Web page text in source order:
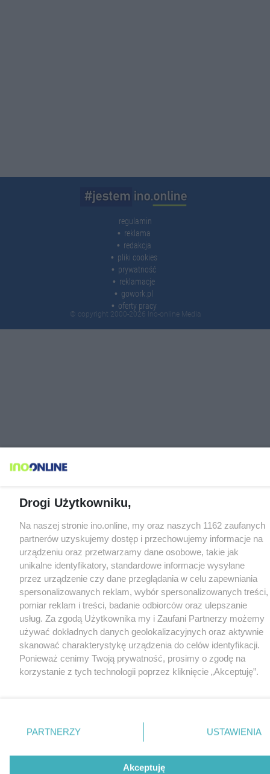
regulamin
reklama
redakcja
pliki cookies
prywatność
reklamacje
gowork.pl
oferty pracy
© copyright 2000-2026 Ino-online Media
Drogi Użytkowniku,
Na naszej stronie ino.online, my oraz naszych 1162 zaufanych
partnerów uzyskujemy dostęp i przechowujemy informacje na
urządzeniu oraz przetwarzamy dane osobowe, takie jak
unikalne identyfikatory, standardowe informacje wysyłane
przez urządzenie czy dane przeglądania w celu zapewniania
spersonalizowanych reklam, wybór spersonalizowanych treści,
pomiar reklam i treści, badanie odbiorców oraz ulepszanie
usług. Za zgodą Użytkownika my i Zaufani Partnerzy możemy
używać dokładnych danych geolokalizacyjnych oraz aktywnie
skanować charakterystykę urządzenia do celów identyfikacji.
Ponieważ cenimy Twoją prywatność, prosimy o zgodę na
korzystanie z tych technologii poprzez kliknięcie „Akceptuję”.
nie wymagają zgody użytkownika, ale masz prawo sprzeciwić
się takiemu przetwarzaniu. Preferencje będą miały
PARTNERZY USTAWIENIA
Akceptuję